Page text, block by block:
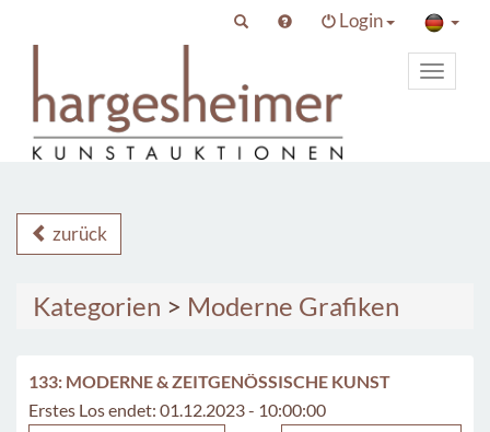
Login
Toggle
zurück
Kategorien > Moderne Grafiken
133: MODERNE & ZEITGENÖSSISCHE KUNST
Erstes Los endet: 01.12.2023 - 10:00:00